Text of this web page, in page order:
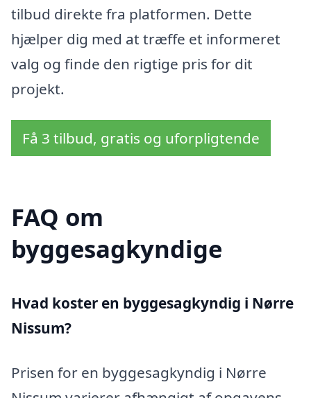
tilbud direkte fra platformen. Dette
hjælper dig med at træffe et informeret
valg og finde den rigtige pris for dit
projekt.
Få 3 tilbud, gratis og uforpligtende
FAQ om
byggesagkyndige
Hvad koster en byggesagkyndig i Nørre
Nissum?
Prisen for en byggesagkyndig i Nørre